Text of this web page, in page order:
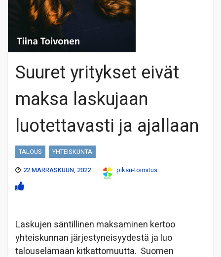
Suuret yritykset eivät
maksa laskujaan
luotettavasti ja ajallaan
TALOUS
YHTEISKUNTA
22 MARRASKUUN, 2022
piksu-toimitus
Laskujen säntillinen maksaminen kertoo
yhteiskunnan järjestyneisyydestä ja luo
talouselämään kitkattomuutta. Suomen